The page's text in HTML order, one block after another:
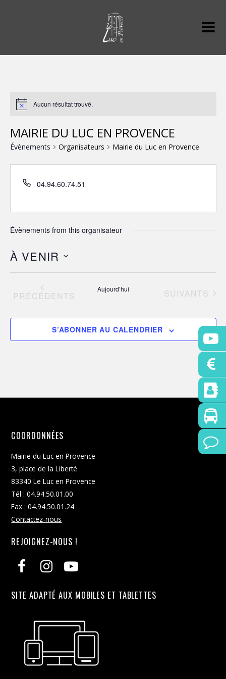
Aucun résultat trouvé.
MAIRIE DU LUC EN PROVENCE
Évènements Organisateurs Mairie du Luc en Provence
04.94.60.74.51
Évènements from this organisateur
À VENIR
S
c
e
n
d
a
t
e
ÉVÈNEMENTS
PRÉCÉDENTS
Aujourd’hui ÉVÈNEMENTS
SUIVANTS
S’ABONNER AU CALENDRIER
COORDONNÉES
Mairie du Luc en Provence
3, place de la Liberté
83340 Le Luc en Provence
Tél : 04.94.50.01.00
Fax : 04.94.50.01.24
Contactez-nous
REJOIGNEZ-NOUS !
SITE ADAPTÉ AUX MOBILES ET TABLETTES